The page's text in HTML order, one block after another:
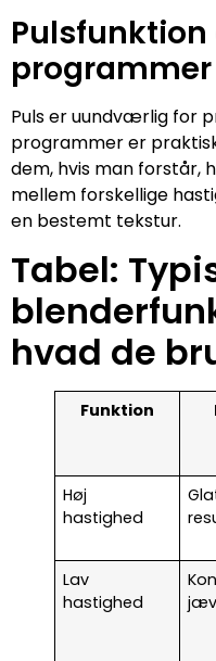
programmer
Puls er uundværlig for
programmer er
dem, hvis man forstår,
mellem forskellige
en bestemt tekstur.
Tabel:
hvad de
Funktion
Høj
hastighed
Lav
hastighed